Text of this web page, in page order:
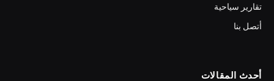
تقارير سياحية
أتصل بنا
أحدث المقالات